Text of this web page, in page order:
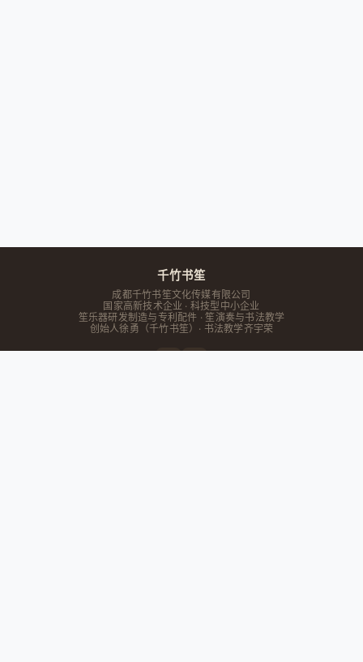
千竹书笙
成都千竹书笙文化传媒有限公司
国家高新技术企业 · 科技型中小企业
笙乐器研发制造与专利配件 · 笙演奏与书法教学
创始人徐勇 （千竹书笙）· 书法教学齐宇荣